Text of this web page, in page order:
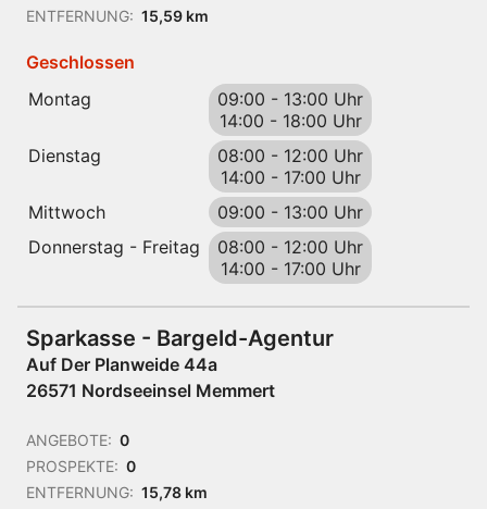
ENTFERNUNG: 15,59 km
Geschlossen
Montag
09:00 - 13:00 Uhr
14:00 - 18:00 Uhr
Dienstag
08:00 - 12:00 Uhr
14:00 - 17:00 Uhr
Mittwoch
09:00 - 13:00 Uhr
Donnerstag - Freitag
08:00 - 12:00 Uhr
14:00 - 17:00 Uhr
Sparkasse - Bargeld-Agentur
Auf Der Planweide 44a
26571 Nordseeinsel Memmert
ANGEBOTE: 0
PROSPEKTE: 0
ENTFERNUNG: 15,78 km